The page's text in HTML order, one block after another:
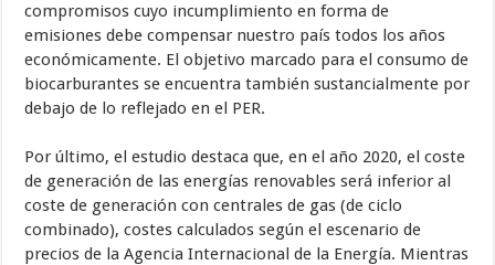
compromisos cuyo incumplimiento en forma de
emisiones debe compensar nuestro país todos los años
económicamente. El objetivo marcado para el consumo de
biocarburantes se encuentra también sustancialmente por
debajo de lo reflejado en el PER.
Por último, el estudio destaca que, en el año 2020, el coste
de generación de las energías renovables será inferior al
coste de generación con centrales de gas (de ciclo
combinado), costes calculados según el escenario de
precios de la Agencia Internacional de la Energía. Mientras